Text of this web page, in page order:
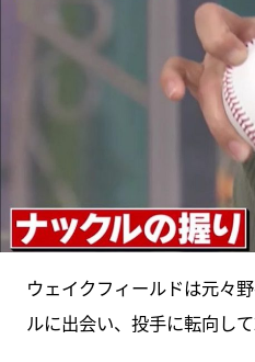
ウェイクフィールドは元々
ルに出会い、投手に転向し